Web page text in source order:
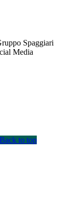
Spaggiari
Media
Back to top